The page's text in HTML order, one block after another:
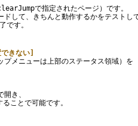
で指定されたページ）です。
ドして、きちんと動作するかをテストし
です。
きない]
メニューは上部のステータス領域）を
ことで可能です。